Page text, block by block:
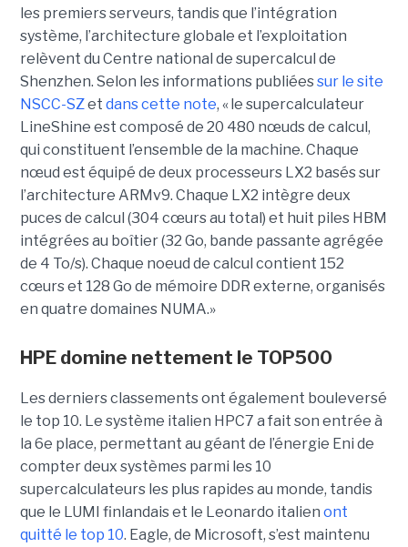
les premiers serveurs, tandis que l’intégration
système, l’architecture globale et l’exploitation
relèvent du Centre national de supercalcul de
Shenzhen. Selon les informations publiéessur le site
NSCC-SZet dans cette note, « le supercalculateur
LineShine est composé de 20 480 nœuds de calcul,
qui constituent l’ensemble de la machine. Chaque
nœud est équipé de deux processeurs LX2 basés sur
l’architecture ARMv9. Chaque LX2 intègre deux
puces de calcul (304 cœurs au total) et huit piles HBM
intégrées au boîtier (32 Go, bande passante agrégée
de 4 To/s). Chaque noeud de calcul contient 152
cœurs et 128 Go de mémoire DDR externe, organisés
en quatre domaines NUMA.»
HPE domine nettement le TOP500
Les derniers classements ont également bouleversé
le top 10. Le système italien HPC7 a fait son entrée à
la 6e place, permettant au géant de l’énergie Eni de
compter deux systèmes parmi les 10
supercalculateurs les plus rapides au monde, tandis
que le LUMI finlandais et le Leonardo italien ont
quitté le top 10. Eagle, de Microsoft, s’est maintenu